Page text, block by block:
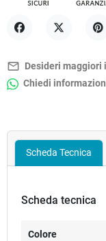
mail_outline Desideri maggiori
Chiedi
Scheda Tecnica
Scheda tecnica
Colore